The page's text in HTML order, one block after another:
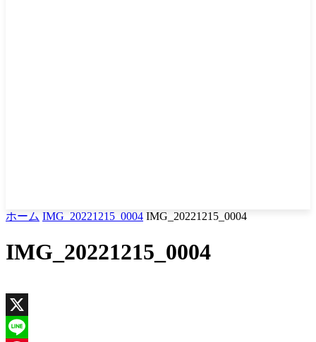
ホーム IMG_20221215_0004 IMG_20221215_0004
IMG_20221215_0004
X